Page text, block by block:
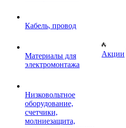
Кабель, провод
Материалы для
электромонтажа
Низковольтное
оборудование,
счетчики,
молниезащита,
Акции